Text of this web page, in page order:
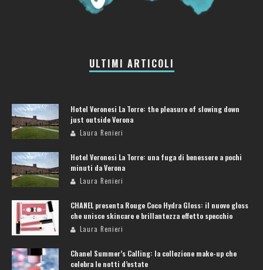
ULTIMI ARTICOLI
Hotel Veronesi La Torre: the pleasure of slowing down
just outside Verona
Laura Renieri
Hotel Veronesi La Torre: una fuga di benessere a pochi
minuti da Verona
Laura Renieri
CHANEL presenta Rouge Coco Hydra Gloss: il nuovo gloss
che unisce skincare e brillantezza effetto specchio
Laura Renieri
Chanel Summer’s Calling: la collezione make-up che
celebra le notti d’estate